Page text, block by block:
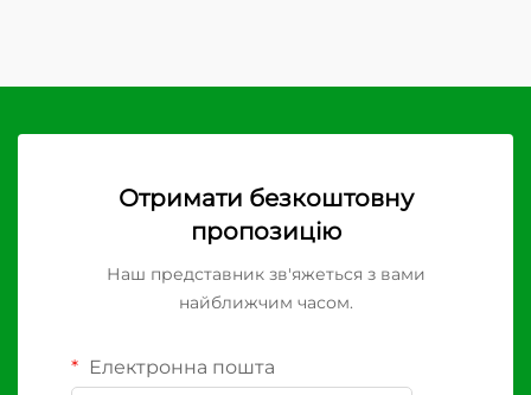
Отримати безкоштовну
пропозицію
Наш представник зв'яжеться з вами
найближчим часом.
Електронна пошта